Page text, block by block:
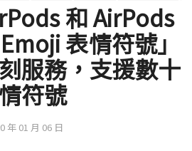
和 AirPods
表情符號」
服務，支援數十
符號
年 01 月 06 日